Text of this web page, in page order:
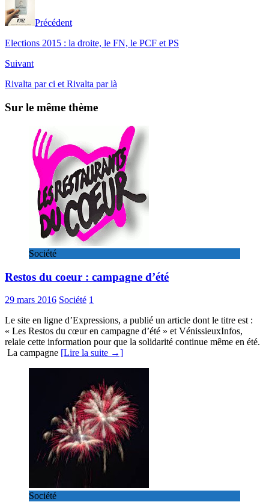
Précédent
Elections 2015 : la droite, le FN, le PCF et PS
Suivant
Rivalta par ci et Rivalta par là
Sur le même thème
Société
Restos du coeur : campagne d’été
29 mars 2016 Société 1
Le site en ligne d’Expressions, a publié un article dont le titre est :
« Les Restos du cœur en campagne d’été » et VénissieuxInfos,
relaie cette information pour que la solidarité continue même en été.
La campagne [Lire la suite →]
Société